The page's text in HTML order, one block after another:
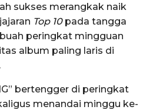
sukses merangkak naik
Top 10pada tangga
peringkat mingguan
album paling laris di
.
bertengger di peringkat
menandai minggu ke-